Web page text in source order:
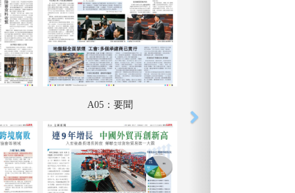
A05：要聞